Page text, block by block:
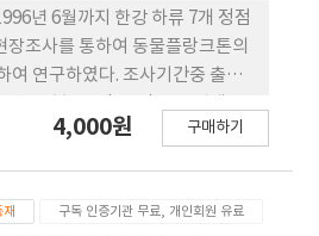
년 6월까지 한강 하류 7개 정점
장조사를 통하여 동물플랑크톤의
여 연구하였다. 조사기간중 출현
종, 지각류 18종, 요각류 13종, 다
현 양상을 보였으며 홍수 발생 직
4,000원 구매하기
재 구독 인증기관 무료, 개인회원 유료